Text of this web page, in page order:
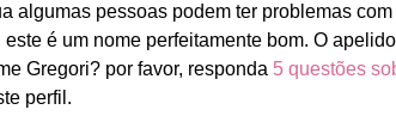
algumas pessoas podem ter problemas
este é um nome perfeitamente bom. O
Gregori? por favor, responda 5 questões
perfil.